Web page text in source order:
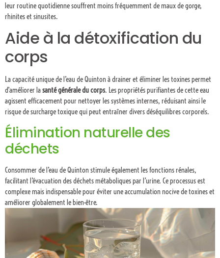
leur routine quotidienne souffrent moins fréquemment de maux de gorge,
rhinites et sinusites.
Aide à la détoxification du
corps
La capacité unique de l’eau de Quinton à drainer et éliminer les toxines permet
d’améliorer lasanté générale du corps. Les propriétés purifiantes de cette eau
agissent efficacement pour nettoyer les systèmes internes, réduisant ainsi le
risque de surcharge toxique qui peut entraîner divers déséquilibres corporels.
Élimination naturelle des
déchets
Consommer de l’eau de Quinton stimule également les fonctions rénales,
facilitant l’évacuation des déchets métaboliques par l’urine. Ce processus est
complexe mais indispensable pour éviter une accumulation nocive de toxines et
améliorer globalement le bien-être.